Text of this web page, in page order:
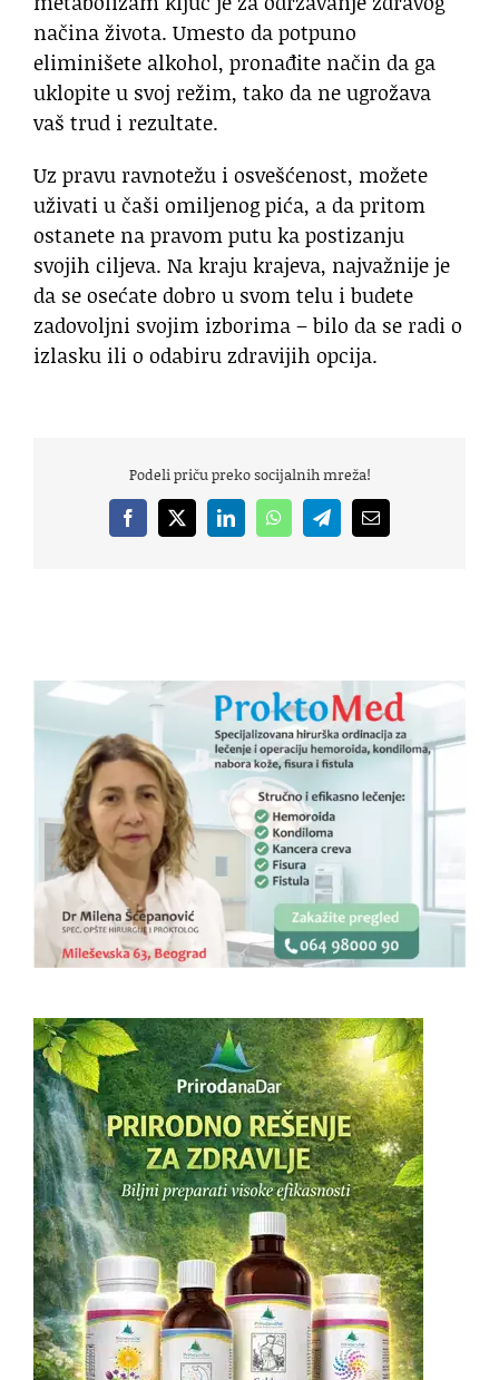
načina života. Umesto da potpuno
eliminišete alkohol, pronađite način da ga
uklopite u svoj režim, tako da ne ugrožava
vaš trud i rezultate.
Uz pravu ravnotežu i osvešćenost, možete
uživati u čaši omiljenog pića, a da pritom
ostanete na pravom putu ka postizanju
svojih ciljeva. Na kraju krajeva, najvažnije je
da se osećate dobro u svom telu i budete
zadovoljni svojim izborima – bilo da se radi o
izlasku ili o odabiru zdravijih opcija.
Podeli priču preko socijalnih mreža!
Facebook
X LinkedInWhatsAppTelegramEmail